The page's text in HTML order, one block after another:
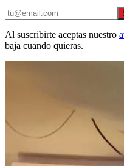
Al suscribirte aceptas nuestro
baja cuando quieras.